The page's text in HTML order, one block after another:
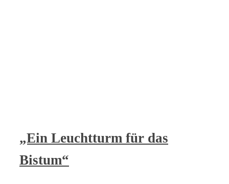
„Ein Leuchtturm für das
Bistum“